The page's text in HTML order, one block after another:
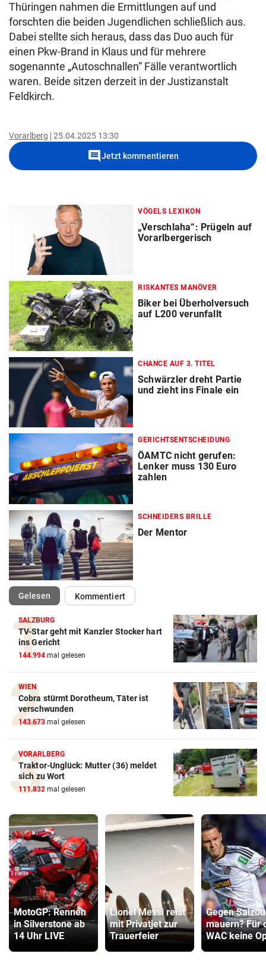
Thüringen nahmen die Ermittlungen auf und
forschten die beiden Jugendlichen schließlich aus.
Dabei stellte sich heraus, dass das Duo auch für
einen Pkw-Brand in Klaus und für mehrere
sogenannte „Autoschnallen“ Fälle verantwortlich
waren. Beide sitzen derzeit in der Justizanstalt
Feldkirch.
Vorarlberg 25.04.2025 13:30
commentJetzt kommentieren
VÖGELS LEXIKON
„Verschlaha“: Prügeln auf
Vorarlbergerisch
RISKANTES MANÖVER
Biker bei Überholversuch
auf L200 verunfallt
CHANCE AUF 3. TITEL
Schwärzler dreht Partie
und zieht ins Finale ein
GERICHTSENTSCHEIDUNG
ÖAMTC nicht gerufen:
Lenker muss 130 Euro
zahlen
SCHNEIDERS BRILLE
Der Mentor
Gelesen(ausgewählt)Kommentiert
SALZBURG
TV-Star geht mit Kanzler Stocker hart
ins Gericht
144.994 mal gelesen
WIEN
Cobra stürmt Dorotheum, Täter ist
verschwunden
143.673 mal gelesen
VORARLBERG
Traktor-Unglück: Mutter (36) meldet
sich zu Wort
111.832 mal gelesen
MotoGP: Rennen
in Silverstone ab
14 Uhr LIVE
Lionel Messi reist
mit Privatjet zur
Trauerfeier
Gegen
mauern? Für
WAC keine